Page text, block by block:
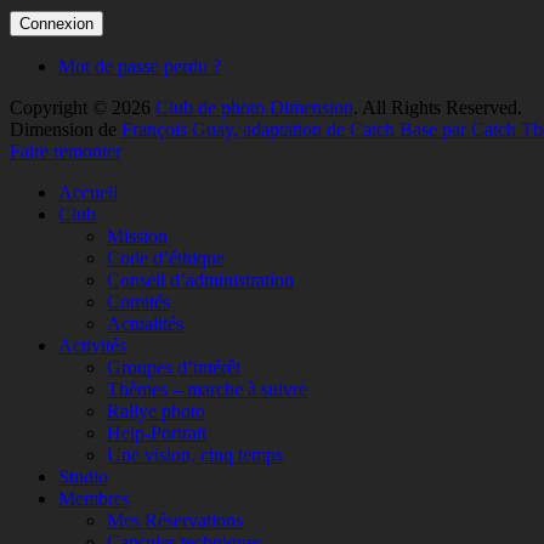
Mot de passe perdu ?
Copyright © 2026 Club de photo Dimension. All Rights Reserved.
Dimension de François Guay, adaptation de Catch Base par Catch
Faire remonter
Accueil
Club
Mission
Code d’éthique
Conseil d’administration
Comités
Actualités
Activités
Groupes d’intérêt
Thèmes – marche à suivre
Rallye photo
Help-Portrait
Une vision, cinq temps
Studio
Membres
Mes Réservations